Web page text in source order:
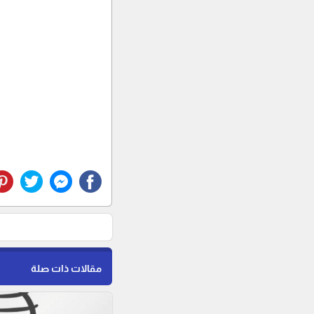
مقالات ذات صلة